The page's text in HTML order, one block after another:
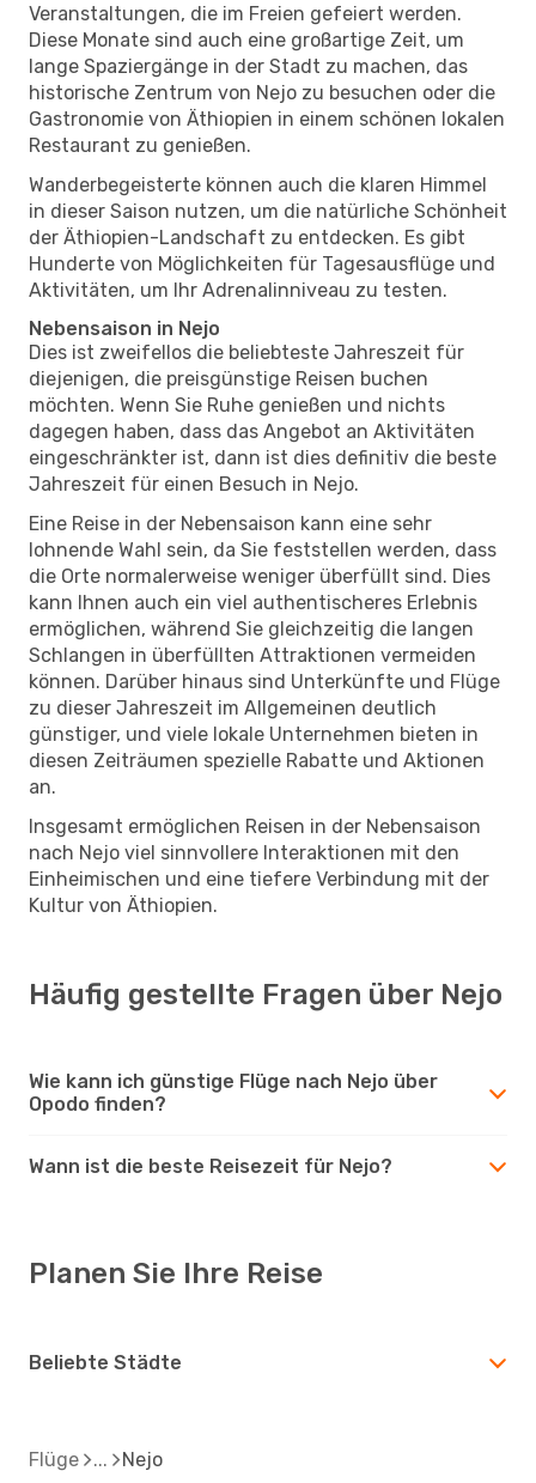
Veranstaltungen, die im Freien gefeiert werden.
Diese Monate sind auch eine großartige Zeit, um
lange Spaziergänge in der Stadt zu machen, das
historische Zentrum von Nejo zu besuchen oder die
Gastronomie von Äthiopien in einem schönen lokalen
Restaurant zu genießen.
Wanderbegeisterte können auch die klaren Himmel
in dieser Saison nutzen, um die natürliche Schönheit
der Äthiopien-Landschaft zu entdecken. Es gibt
Hunderte von Möglichkeiten für Tagesausflüge und
Aktivitäten, um Ihr Adrenalinniveau zu testen.
Nebensaison in Nejo
Dies ist zweifellos die beliebteste Jahreszeit für
diejenigen, die preisgünstige Reisen buchen
möchten. Wenn Sie Ruhe genießen und nichts
dagegen haben, dass das Angebot an Aktivitäten
eingeschränkter ist, dann ist dies definitiv die beste
Jahreszeit für einen Besuch in Nejo.
Eine Reise in der Nebensaison kann eine sehr
lohnende Wahl sein, da Sie feststellen werden, dass
die Orte normalerweise weniger überfüllt sind. Dies
kann Ihnen auch ein viel authentischeres Erlebnis
ermöglichen, während Sie gleichzeitig die langen
Schlangen in überfüllten Attraktionen vermeiden
können. Darüber hinaus sind Unterkünfte und Flüge
zu dieser Jahreszeit im Allgemeinen deutlich
günstiger, und viele lokale Unternehmen bieten in
diesen Zeiträumen spezielle Rabatte und Aktionen
an.
Insgesamt ermöglichen Reisen in der Nebensaison
nach Nejo viel sinnvollere Interaktionen mit den
Einheimischen und eine tiefere Verbindung mit der
Kultur von Äthiopien.
Häufig gestellte Fragen über Nejo
Wie kann ich günstige Flüge nach Nejo über
Opodo finden?
Wann ist die beste Reisezeit für Nejo?
Planen Sie Ihre Reise
Beliebte Städte
Flüge Nejo